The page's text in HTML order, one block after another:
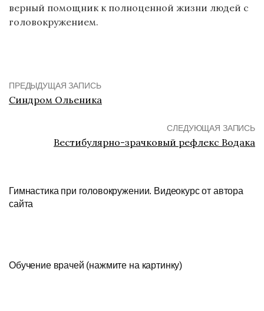
верный помощник к полноценной жизни людей с
головокружением.
ПРЕДЫДУЩАЯ ЗАПИСЬ
Синдром Ольеника
СЛЕДУЮЩАЯ ЗАПИСЬ
Вестибулярно-зрачковый рефлекс Водака
Гимнастика при головокружении. Видеокурс от автора
сайта
Обучение врачей (нажмите на картинку)